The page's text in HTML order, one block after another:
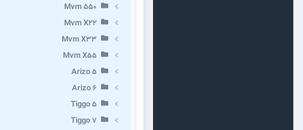
Mvm 550
Mvm X22
Mvm X33
Mvm X55
Arizo 5
Arizo 6
Tiggo 5
Tiggo 7